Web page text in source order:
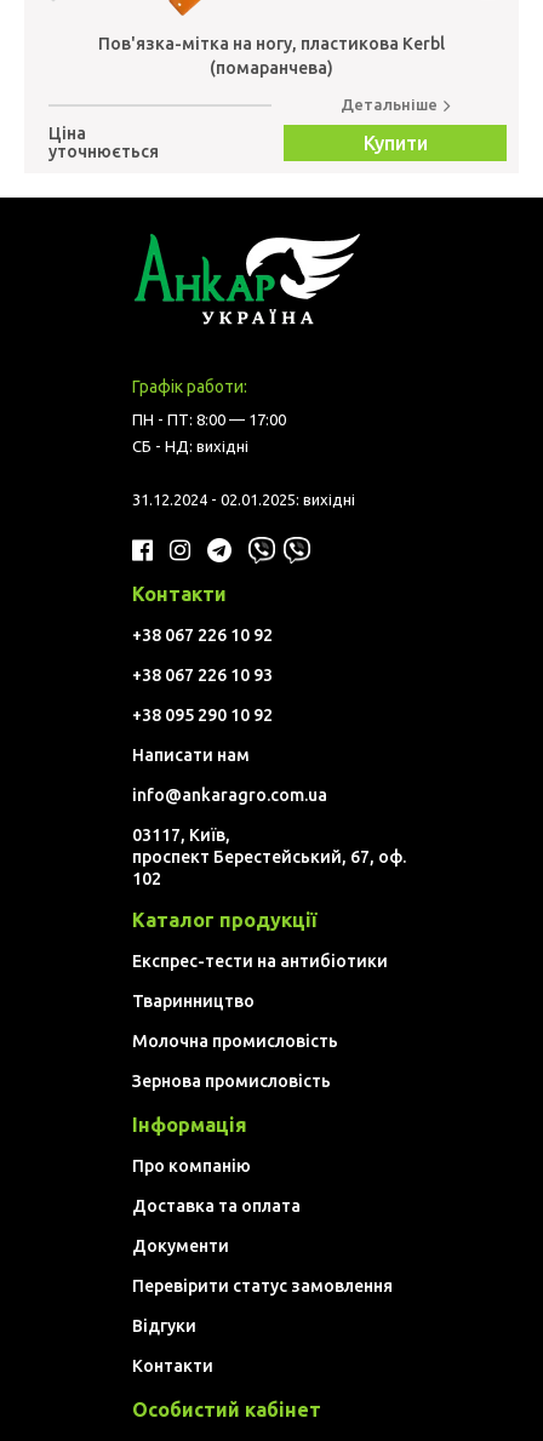
Пов'язка-мітка на ногу, пластикова Kerbl
(помаранчева)
Ціна
уточнюється
Детальніше
Купити
Графік работи:
ПН - ПТ: 8:00 — 17:00
СБ - НД: вихідні
31.12.2024 - 02.01.2025: вихідні
Контакти
+38 067 226 10 92
+38 067 226 10 93
+38 095 290 10 92
Написати нам
info@ankaragro.com.ua
03117, Київ,
проспект Берестейський, 67, оф.
102
Каталог продукції
Експрес-тести на антибіотики
Тваринництво
Молочна промисловість
Зернова промисловість
Інформація
Про компанію
Доставка та оплата
Документи
Перевірити статус замовлення
Відгуки
Контакти
Особистий кабінет